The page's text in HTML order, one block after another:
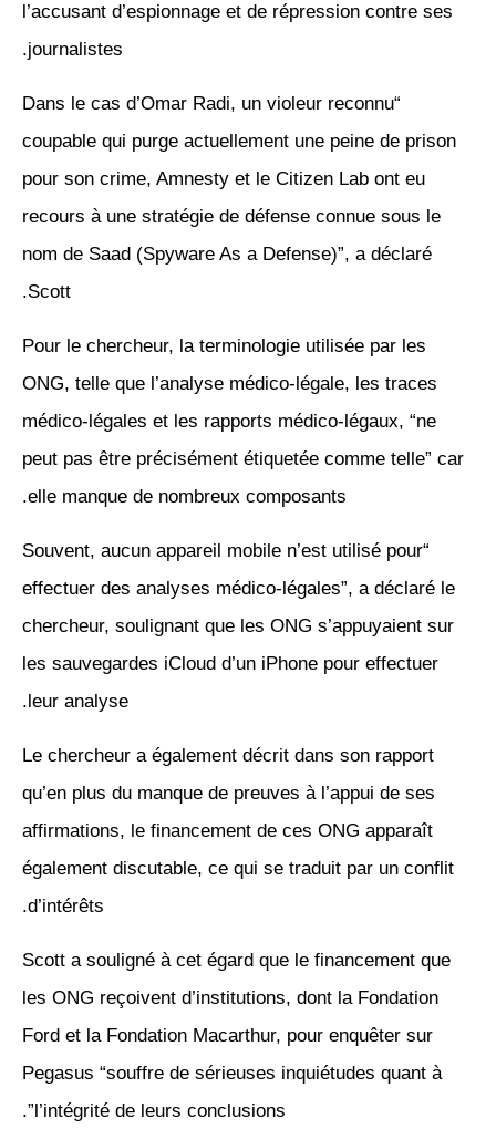
l’accusant d’espionnage et de répression contre ses
journalistes.
“Dans le cas d’Omar Radi, un violeur reconnu
coupable qui purge actuellement une peine de prison
pour son crime, Amnesty et le Citizen Lab ont eu
recours à une stratégie de défense connue sous le
nom de Saad (Spyware As a Defense)”, a déclaré
Scott.
Pour le chercheur, la terminologie utilisée par les
ONG, telle que l’analyse médico-légale, les traces
médico-légales et les rapports médico-légaux, “ne
peut pas être précisément étiquetée comme telle” car
elle manque de nombreux composants.
“Souvent, aucun appareil mobile n’est utilisé pour
effectuer des analyses médico-légales”, a déclaré le
chercheur, soulignant que les ONG s’appuyaient sur
les sauvegardes iCloud d’un iPhone pour effectuer
leur analyse.
Le chercheur a également décrit dans son rapport
qu’en plus du manque de preuves à l’appui de ses
affirmations, le financement de ces ONG apparaît
également discutable, ce qui se traduit par un conflit
d’intérêts.
Scott a souligné à cet égard que le financement que
les ONG reçoivent d’institutions, dont la Fondation
Ford et la Fondation Macarthur, pour enquêter sur
Pegasus “souffre de sérieuses inquiétudes quant à
l’intégrité de leurs conclusions”.